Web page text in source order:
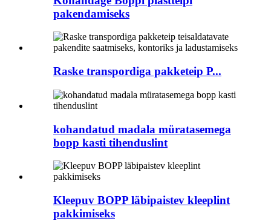
pakendamiseks
Raske transpordiga pakketeip P...
kohandatud madala müratasemega
bopp kasti tihenduslint
Kleepuv BOPP läbipaistev kleeplint
pakkimiseks